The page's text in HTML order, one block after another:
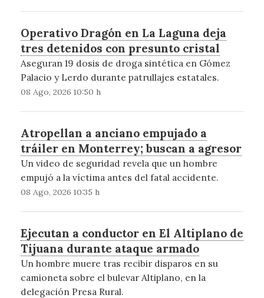
Operativo Dragón en La Laguna deja
tres detenidos con presunto cristal
Aseguran 19 dosis de droga sintética en Gómez
Palacio y Lerdo durante patrullajes estatales.
08 Ago, 2026 10:50 h
Atropellan a anciano empujado a
tráiler en Monterrey; buscan a agresor
Un video de seguridad revela que un hombre
empujó a la víctima antes del fatal accidente.
08 Ago, 2026 10:35 h
Ejecutan a conductor en El Altiplano de
Tijuana durante ataque armado
Un hombre muere tras recibir disparos en su
camioneta sobre el bulevar Altiplano, en la
delegación Presa Rural.